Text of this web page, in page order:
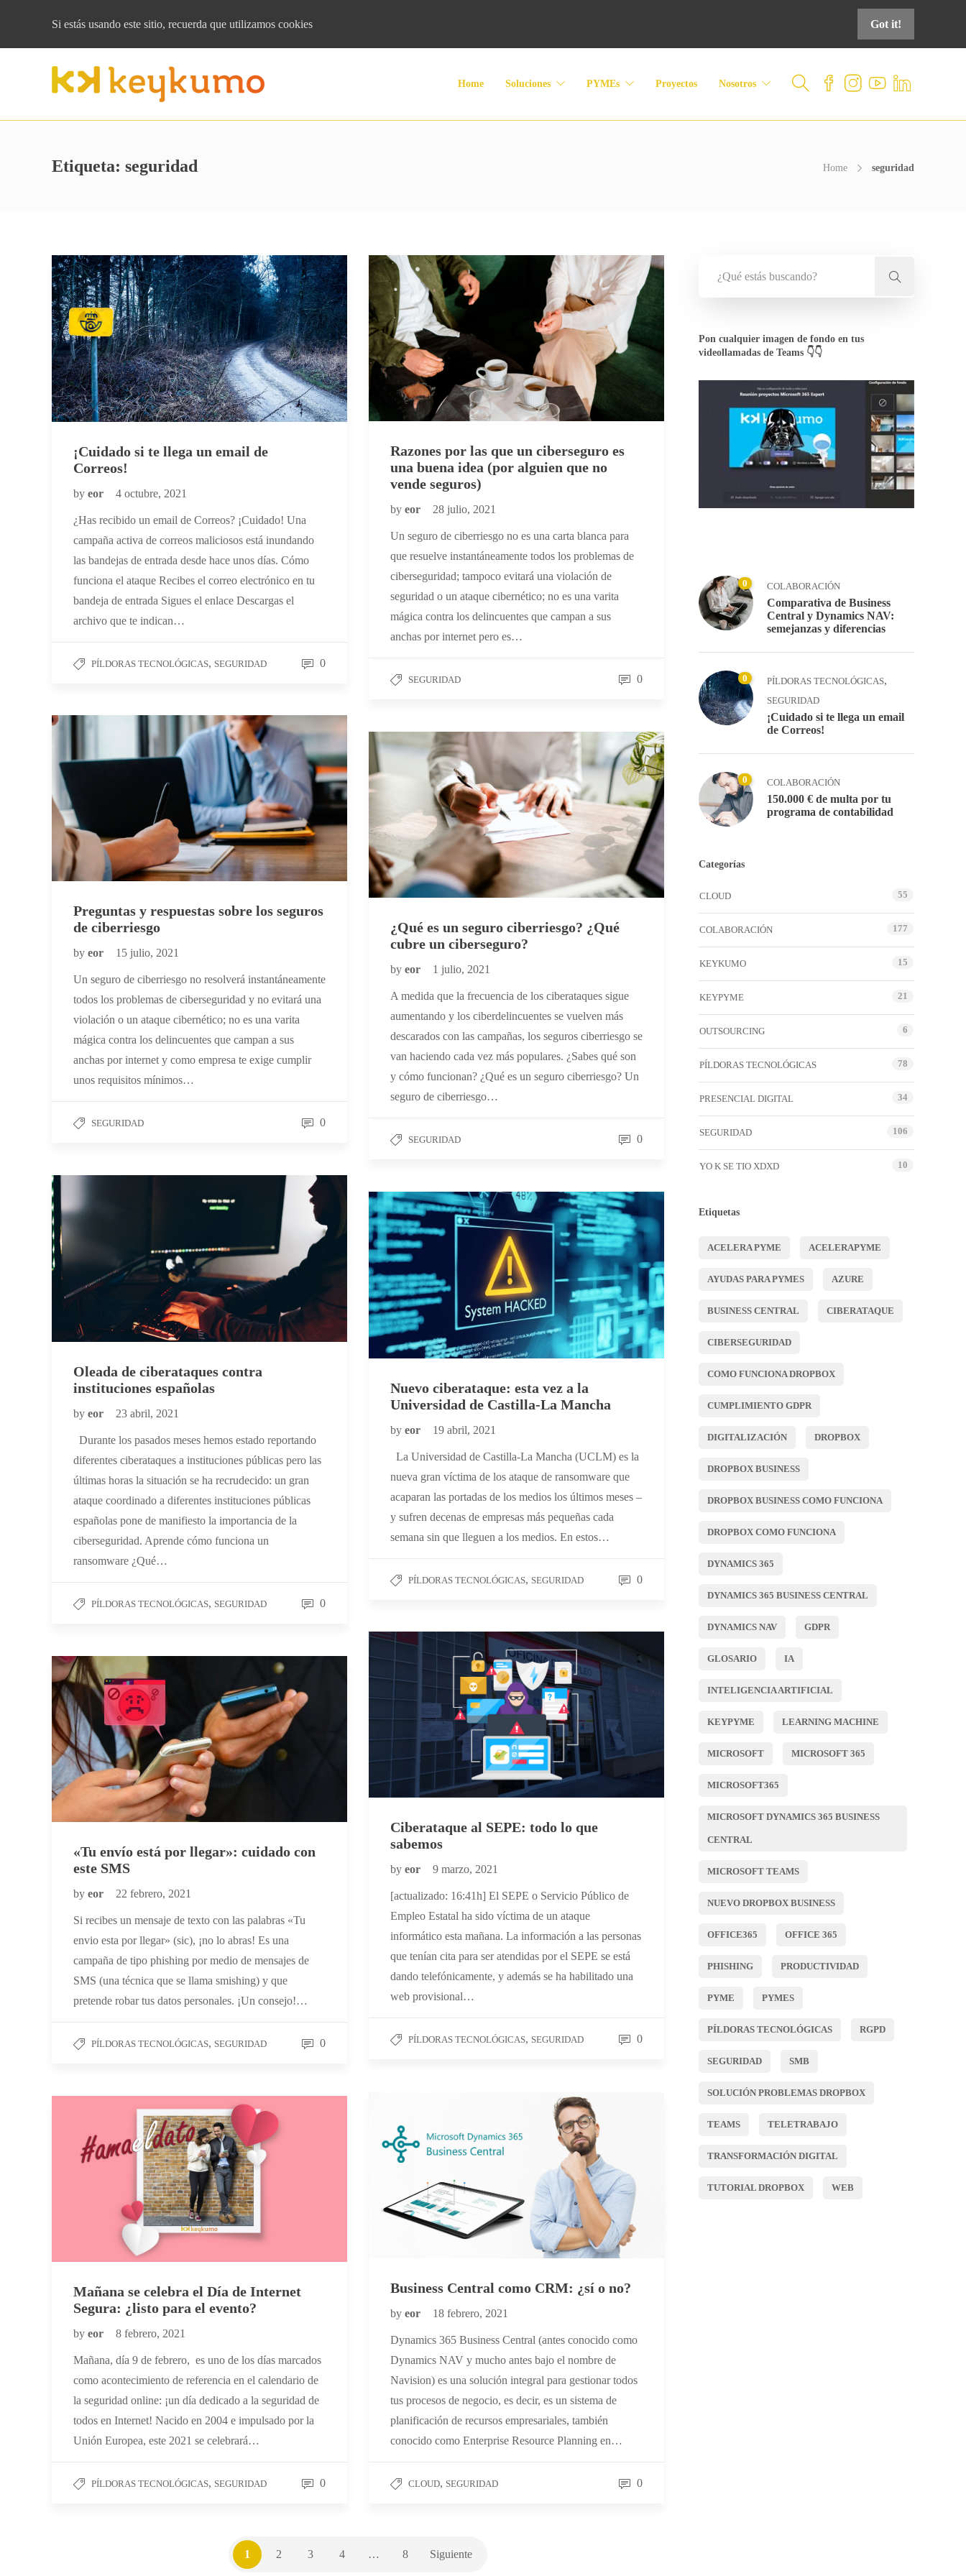
Si estás usando este sitio, recuerda que utilizamos cookies Got it!
Home Soluciones PYMEs Proyectos Nosotros
Etiqueta: seguridad Home seguridad
¡Cuidado si te llega un email de
Correos!
by eor 4 octubre, 2021
¿Has recibido un email de Correos? ¡Cuidado! Una
campaña activa de correos maliciosos está inundando
las bandejas de entrada desde hace unos días. Cómo
funciona el ataque Recibes el correo electrónico en tu
bandeja de entrada Sigues el enlace Descargas el
archivo que te indican…
PÍLDORAS TECNOLÓGICAS, SEGURIDAD 0
Razones por las que un ciberseguro es
una buena idea (por alguien que no
vende seguros)
by eor 28 julio, 2021
Un seguro de ciberriesgo no es una carta blanca para
que resuelve instantáneamente todos los problemas de
ciberseguridad; tampoco evitará una violación de
seguridad o un ataque cibernético; no es una varita
mágica contra los delincuentes que campan a sus
anchas por internet pero es…
SEGURIDAD 0
Preguntas y respuestas sobre los seguros
de ciberriesgo
by eor 15 julio, 2021
Un seguro de ciberriesgo no resolverá instantáneamente
todos los problemas de ciberseguridad y no evitará una
violación o un ataque cibernético; no es una varita
mágica contra los delincuentes que campan a sus
anchas por internet y como empresa te exige cumplir
unos requisitos mínimos…
SEGURIDAD 0
¿Qué es un seguro ciberriesgo? ¿Qué
cubre un ciberseguro?
by eor 1 julio, 2021
A medida que la frecuencia de los ciberataques sigue
aumentando y los ciberdelincuentes se vuelven más
descarados con las campañas, los seguros ciberriesgo se
van haciendo cada vez más populares. ¿Sabes qué son
y cómo funcionan? ¿Qué es un seguro ciberriesgo? Un
seguro de ciberriesgo…
SEGURIDAD 0
Oleada de ciberataques contra
instituciones españolas
by eor 23 abril, 2021
Durante los pasados meses hemos estado reportando
diferentes ciberataques a instituciones públicas pero las
últimas horas la situación se ha recrudecido: un gran
ataque coordinado a diferentes instituciones públicas
españolas pone de manifiesto la importancia de la
ciberseguridad. Aprende cómo funciona un
ransomware ¿Qué…
PÍLDORAS TECNOLÓGICAS, SEGURIDAD 0
Nuevo ciberataque: esta vez a la
Universidad de Castilla-La Mancha
by eor 19 abril, 2021
La Universidad de Castilla-La Mancha (UCLM) es la
nueva gran víctima de los ataque de ransomware que
acaparan las portadas de los medios los últimos meses –
y sufren decenas de empresas más pequeñas cada
semana sin que lleguen a los medios. En estos…
PÍLDORAS TECNOLÓGICAS, SEGURIDAD 0
Ciberataque al SEPE: todo lo que
sabemos
by eor 9 marzo, 2021
[actualizado: 16:41h] El SEPE o Servicio Público de
Empleo Estatal ha sido víctima de un ataque
informático esta mañana. La información a las personas
que tenían cita para ser atendidas por el SEPE se está
dando telefónicamente, y además se ha habilitado una
web provisional…
PÍLDORAS TECNOLÓGICAS, SEGURIDAD 0
«Tu envío está por llegar»: cuidado con
este SMS
by eor 22 febrero, 2021
Si recibes un mensaje de texto con las palabras «Tu
envio esta por llegar» (sic), ¡no lo abras! Es una
campaña de tipo phishing por medio de mensajes de
SMS (una técnica que se llama smishing) y que
pretende robar tus datos personales. ¡Un consejo!…
PÍLDORAS TECNOLÓGICAS, SEGURIDAD 0
Business Central como CRM: ¿sí o no?
by eor 18 febrero, 2021
Dynamics 365 Business Central (antes conocido como
Dynamics NAV y mucho antes bajo el nombre de
Navision) es una solución integral para gestionar todos
tus procesos de negocio, es decir, es un sistema de
planificación de recursos empresariales, también
conocido como Enterprise Resource Planning en…
CLOUD, SEGURIDAD 0
Mañana se celebra el Día de Internet
Segura: ¿listo para el evento?
by eor 8 febrero, 2021
Mañana, día 9 de febrero, es uno de los días marcados
como acontecimiento de referencia en el calendario de
la seguridad online: ¡un día dedicado a la seguridad de
todos en Internet! Nacido en 2004 e impulsado por la
Unión Europea, este 2021 se celebrará…
PÍLDORAS TECNOLÓGICAS, SEGURIDAD 0
1 2 3 4 … 8 Siguiente
Pon cualquier imagen de fondo en tus
videollamadas de Teams 👇👇
0 COLABORACIÓN
Comparativa de Business
Central y Dynamics NAV:
semejanzas y diferencias
0 PÍLDORAS TECNOLÓGICAS,
SEGURIDAD
¡Cuidado si te llega un email
de Correos!
0 COLABORACIÓN
150.000 € de multa por tu
programa de contabilidad
Categorías
CLOUD 55
COLABORACIÓN 177
KEYKUMO 15
KEYPYME 21
OUTSOURCING 6
PÍLDORAS TECNOLÓGICAS 78
PRESENCIAL DIGITAL 34
SEGURIDAD 106
YO K SE TIO XDXD 10
Etiquetas
ACELERA PYME ACELERAPYME
AYUDAS PARA PYMES AZURE
BUSINESS CENTRAL CIBERATAQUE
CIBERSEGURIDAD
COMO FUNCIONA DROPBOX
CUMPLIMIENTO GDPR
DIGITALIZACIÓN DROPBOX
DROPBOX BUSINESS
DROPBOX BUSINESS COMO FUNCIONA
DROPBOX COMO FUNCIONA
DYNAMICS 365
DYNAMICS 365 BUSINESS CENTRAL
DYNAMICS NAV GDPR
GLOSARIO IA
INTELIGENCIA ARTIFICIAL
KEYPYME LEARNING MACHINE
MICROSOFT MICROSOFT 365
MICROSOFT365
MICROSOFT DYNAMICS 365 BUSINESS
CENTRAL
MICROSOFT TEAMS
NUEVO DROPBOX BUSINESS
OFFICE365 OFFICE 365
PHISHING PRODUCTIVIDAD
PYME PYMES
PÍLDORAS TECNOLÓGICAS RGPD
SEGURIDAD SMB
SOLUCIÓN PROBLEMAS DROPBOX
TEAMS TELETRABAJO
TRANSFORMACIÓN DIGITAL
TUTORIAL DROPBOX WEB